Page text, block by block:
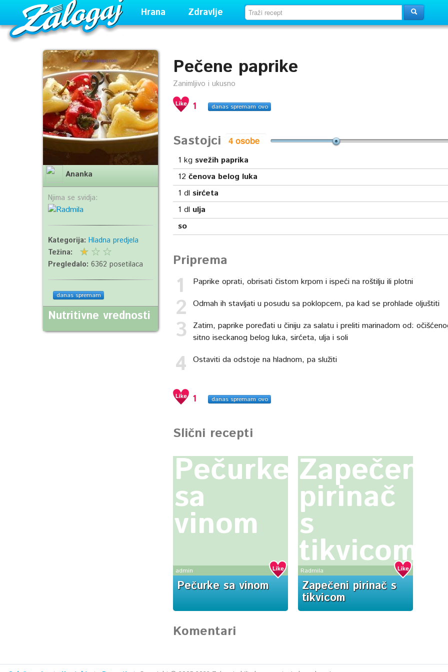
Hrana Zdravlje
Pečene paprike
Zanimljivo i ukusno
1 danas spremam ovo
Sastojci
1 kg svežih paprika
12 čenova belog luka
1 dl sirćeta
1 dl ulja
so
Priprema
Paprike oprati, obrisati čistom krpom i ispeći na roštilju ili plotni
Odmah ih stavljati u posudu sa poklopcem, pa kad se prohlade oljuštiti
Zatim, paprike poređati u činiju za salatu i preliti marinadom od:
sitno iseckanog belog luka, sirćeta, ulja i soli
Ostaviti da odstoje na hladnom, pa služiti
1 danas spremam ovo
Slični recepti
Pečurke
sa
vinom
admin
Pečurke sa vinom
Zapečeni
pirinač
s
tikvicom
Radmila
Zapečeni pirinač s
tikvicom
Komentari
Ananka
Njima se svidja:
Kategorija: Hladna predjela
Težina:
Pregledalo: 6362 posetilaca
danas spremam
Nutritivne vrednosti